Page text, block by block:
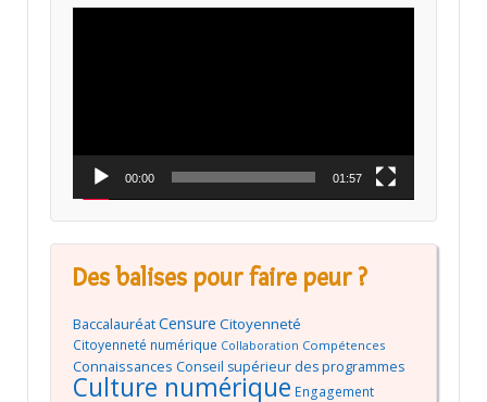
00:00 01:57
Des balises pour faire peur ?
BaccalauréatCensure Citoyenneté
Citoyenneté numérique Collaboration Compétences
Connaissances Conseil supérieur des programmes
Culture numérique Engagement